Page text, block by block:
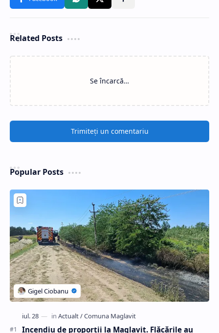
Related Posts
Se încarcă…
Trimiteți un comentariu
Popular Posts
Incendiu de proporții la Maglavit. Flăcările au